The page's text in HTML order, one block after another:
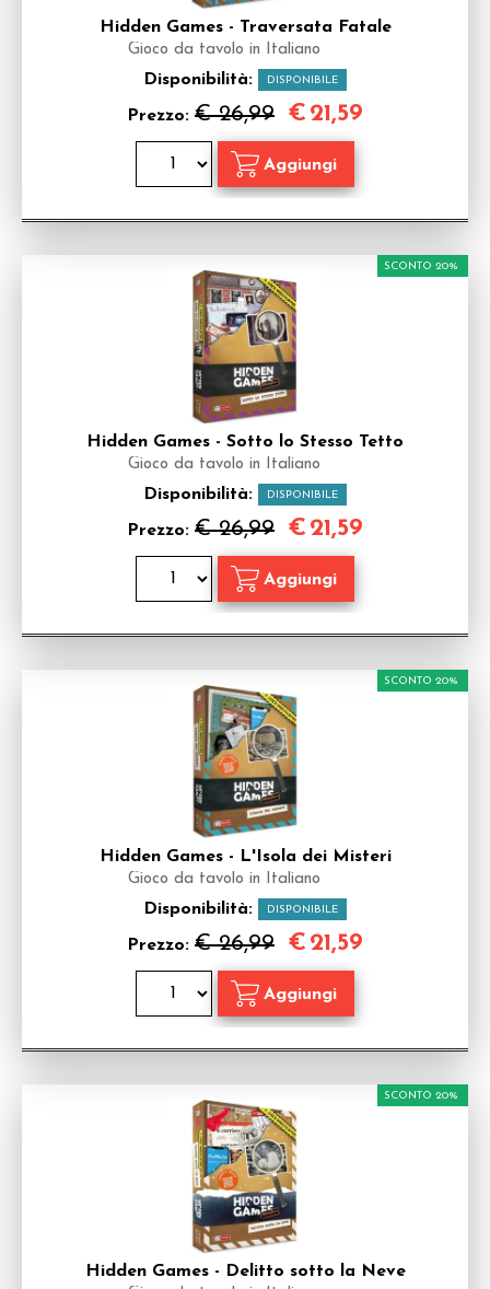
Hidden Games - Traversata Fatale
Gioco da tavolo in Italiano
Disponibilità: DISPONIBILE
Prezzo: € 26,99 € 21,59
Hidden Games - Sotto lo Stesso Tetto
Gioco da tavolo in Italiano
Disponibilità: DISPONIBILE
Prezzo: € 26,99
SCONTO 20%
€ 21,59
Hidden Games - L'Isola dei Misteri
Gioco da tavolo in Italiano
Disponibilità: DISPONIBILE
Prezzo: € 26,99
SCONTO 20%
€ 21,59
Hidden Games - Delitto sotto la Neve
SCONTO 20%